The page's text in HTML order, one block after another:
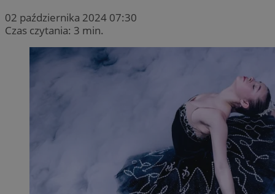
02 października 2024 07:30
Czas czytania: 3 min.